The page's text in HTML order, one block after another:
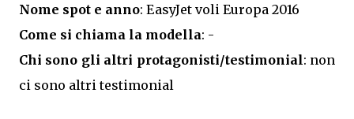
Nome spot e anno: EasyJet voli Europa 2016
Come si chiama la modella: -
Chi sono gli altri protagonisti/testimonial: non
ci sono altri testimonial